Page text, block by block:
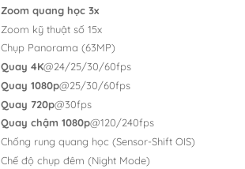
Zoom quang học 3x
Zoom kỹ thuật số 15x
Chụp Panorama (63MP)
Quay 4K@24/25/30/60fps
Quay 1080p@25/30/60fps
Quay 720p@30fps
Quay chậm 1080p@120/240fps
Chống rung quang học (Sensor-Shift OIS)
Chế độ chụp đêm (Night Mode)